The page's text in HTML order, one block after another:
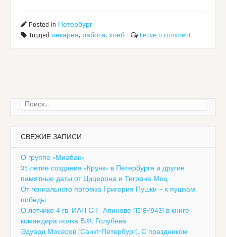
Posted in Петербург
Tagged пекарня, работа,хлеб Leave a comment
Найти:
СВЕЖИЕ ЗАПИСИ
О группе «Миабан»
35-летие создания «Крунк» в Петербурге и другие
памятные даты от Цицерона и Тиграна Мец
От гениального потомка Григория Пушки — к пушкам
победы
О летчике 4 гв. ИАП С.Т. Апинове (1918-1943) в книге
командира полка В.Ф. Голубева
Эдуард Мосесов (Санкт-Петербург). С праздником